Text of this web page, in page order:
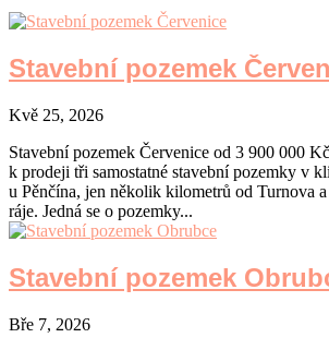
Stavební pozemek
Kvě 25, 2026
Stavební pozemek Červenice od 3 900 000
k prodeji tři samostatné stavební pozemky v
u Pěnčína, jen několik kilometrů od Turnova
ráje. Jedná se o pozemky...
Stavební pozemek
Bře 7, 2026